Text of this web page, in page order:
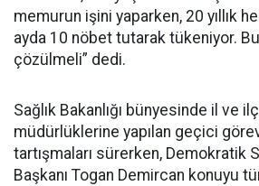
memurun işini yaparken, 20 yıllık
ayda 10 nöbet tutarak tükeniyor.
çözülmeli” dedi.
Sağlık Bakanlığı bünyesinde il ve
müdürlüklerine yapılan geçici
tartışmaları sürerken, Demokratik
Başkanı Togan Demircan konuyu